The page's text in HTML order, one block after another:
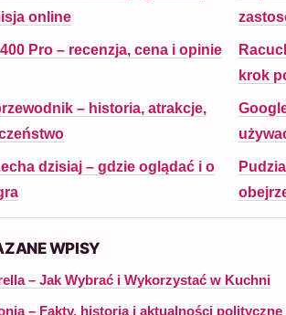
online
Pro – recenzja, cena i opinie
krok
– historia, atrakcje,
dzisiaj – gdzie oglądać i o
WPISY
– Jak Wybrać i Wykorzystać w Kuchni
– Fakty, historia i aktualności polityczne